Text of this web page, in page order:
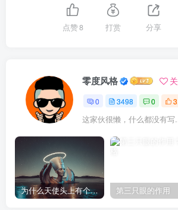
点赞8 打赏 分享
零度风格
0 3498 0
这家伙很懒，什么都没有写
为什么天使头上有个圈？ 第三只眼的作用